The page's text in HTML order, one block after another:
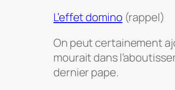
L’effet domino (rappel)
On peut certainement
mourait dans
dernier pape.